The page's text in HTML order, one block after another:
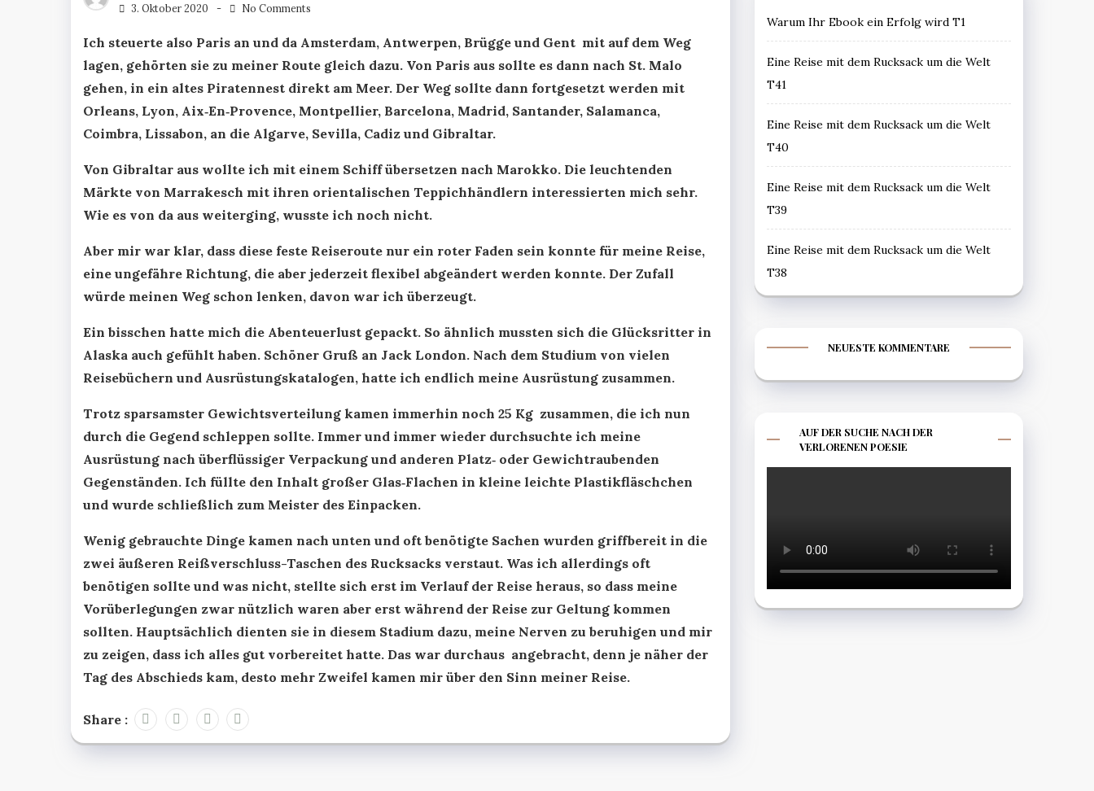
3. Oktober 2020
No Comments
Ich steuerte also Paris an und da Amsterdam, Antwerpen, Brügge und Gent mit auf dem Weg
lagen, gehörten sie zu meiner Route gleich dazu. Von Paris aus sollte es dann nach St. Malo
gehen, in ein altes Piratennest direkt am Meer. Der Weg sollte dann fortgesetzt werden mit
Orleans, Lyon, Aix‑En‑Provence, Montpellier, Barcelona, Madrid, Santander, Salamanca,
Coimbra, Lissabon, an die Algarve, Sevilla, Cadiz und Gibraltar.
Von Gibraltar aus wollte ich mit einem Schiff übersetzen nach Marokko. Die leuchtenden
Märkte von Marrakesch mit ihren orientalischen Teppichhändlern interessierten mich sehr.
Wie es von da aus weiterging, wusste ich noch nicht.
Aber mir war klar, dass diese feste Reiseroute nur ein roter Faden sein konnte für meine Reise,
eine ungefähre Richtung, die aber jederzeit flexibel abgeändert werden konnte. Der Zufall
würde meinen Weg schon lenken, davon war ich überzeugt.
Ein bisschen hatte mich die Abenteuerlust gepackt. So ähnlich mussten sich die Glücksritter in
Alaska auch gefühlt haben. Schöner Gruß an Jack London. Nach dem Studium von vielen
Reisebüchern und Ausrüstungskatalogen, hatte ich endlich meine Ausrüstung zusammen.
Trotz sparsamster Gewichtsverteilung kamen immerhin noch 25 Kg zusammen, die ich nun
durch die Gegend schleppen sollte. Immer und immer wieder durchsuchte ich meine
Ausrüstung nach überflüssiger Verpackung und anderen Platz‑ oder Gewichtraubenden
Gegenständen. Ich füllte den Inhalt großer Glas‑Flachen in kleine leichte Plastikfläschchen
und wurde schließlich zum Meister des Einpacken.
Wenig gebrauchte Dinge kamen nach unten und oft benötigte Sachen wurden griffbereit in die
zwei äußeren Reißverschluss-Taschen des Rucksacks verstaut. Was ich allerdings oft
benötigen sollte und was nicht, stellte sich erst im Verlauf der Reise heraus, so dass meine
Vorüberlegungen zwar nützlich waren aber erst während der Reise zur Geltung kommen
sollten. Hauptsächlich dienten sie in diesem Stadium dazu, meine Nerven zu beruhigen und mir
zu zeigen, dass ich alles gut vorbereitet hatte. Das war durchaus angebracht, denn je näher der
Tag des Abschieds kam, desto mehr Zweifel kamen mir über den Sinn meiner Reise.
Share :
Warum Ihr Ebook ein Erfolg wird T1
Eine Reise mit dem Rucksack um die Welt
T41
Eine Reise mit dem Rucksack um die Welt
T40
Eine Reise mit dem Rucksack um die Welt
T39
Eine Reise mit dem Rucksack um die Welt
T38
NEUESTE KOMMENTARE
AUF DER SUCHE NACH DER
VERLORENEN POESIE